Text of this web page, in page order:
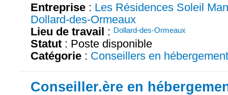
Entreprise : Les Résidences Soleil
Dollard-des-Ormeaux
Lieu de travail : Dollard-des-Ormeaux
Statut : Poste disponible
Catégorie : Conseillers en hébergement
Conseiller.ère en